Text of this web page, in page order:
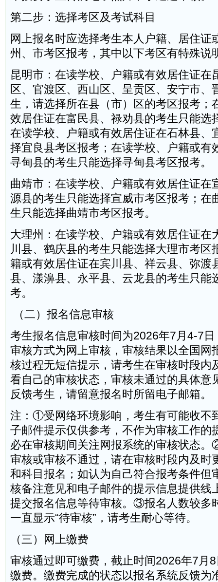
第二步：选择考区及考试科目
网上报名时应选择考生本人户籍、居住证
州、市考区报考，其中以下考区有特殊说
昆明市：在读学校、户籍或有效居住证在
区、官渡区、西山区、呈贡区、安宁市、
生，请选择所在县（市）区的考区报考；
效居住证在富民县、禄劝县的考生只能选
在读学校、户籍或有效居住证在石林县、
择宜良县考区报考；在读学校、户籍或有
寻甸县的考生只能选择寻甸县考区报考。
曲靖市：在读学校、户籍或有效居住证在
源县的考生只能选择宣威市考区报考；在
生只能选择曲靖市考区报考。
大理州：在读学校、户籍或有效居住证在
川县、鹤庆县的考生只能选择大理市考区
籍或有效居住证在宾川县、祥云县、弥渡
县、漾濞县、永平县、云龙县的考生只能
考。
（二）报名信息审核
考生报名信息审核时间为2026年7月4-7
审核方式为网上审核，审核结果以全国网
核过程无短信提示，请考生在审核时段内
看自己的审核状态，审核未通过的具体意
反馈考生，请留意报名时所留电子邮箱。
注：①受网络环境影响，考生有可能收不
子邮件提示仅供参考，不作为审核工作的
必在审核期间关注网报系统的审核状态
审核或审核不通过，请在审核时段内及时
和科目报名；如认为自己符合报考条件但
核备注意见和电子邮件的提示信息提供线
提交报名信息等待审核。③报名人数较多
一直显示“待审核”，请考生耐心等待。
（三）网上缴费
审核通过即可缴费，截止时间2026年7月
缴费。缴费完成的状态以报名系统反馈为